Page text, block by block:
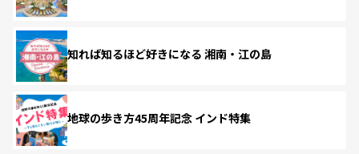
知れば知るほど好きになる 湘南・江の島
地球の歩き方45周年記念 インド特集